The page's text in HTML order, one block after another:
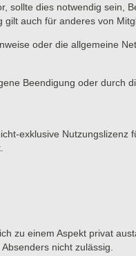
sollte dies notwendig sein,
auch für anderes von
oder die allgemeine
Beendigung oder durch
exklusive
zu einem Aspekt privat
nicht zulässig.